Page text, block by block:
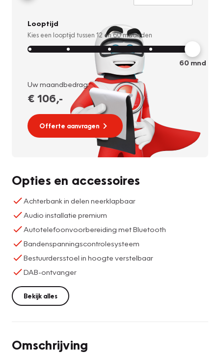
Looptijd
Kies een looptijd tussen 12 en60maanden
60mnd
Uw maandbedrag:
€ 106,-
Offerte aanvragen
Opties en accessoires
Achterbank in delen neerklapbaar
Audio installatie premium
Autotelefoonvoorbereiding met Bluetooth
Bandenspanningscontrolesysteem
Bestuurdersstoel in hoogte verstelbaar
DAB-ontvanger
Bekijk alles
Omschrijving